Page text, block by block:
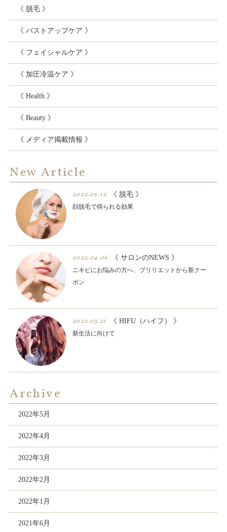
《 脱毛 》
《 バストアップケア 》
《 フェイシャルケア 》
《 加圧冷温ケア 》
《 Health 》
《 Beauty 》
《 メディア掲載情報 》
New Article
2022.05.12 《 脱毛 》
顔脱毛で得られる効果
2022.04.06 《 サロンのNEWS 》
ニキビにお悩みの方へ、ブリリエットから新クー
ポン
2022.03.21 《 HIFU（ハイフ） 》
新生活に向けて
Archive
2022年5月
2022年4月
2022年3月
2022年2月
2022年1月
2021年6月